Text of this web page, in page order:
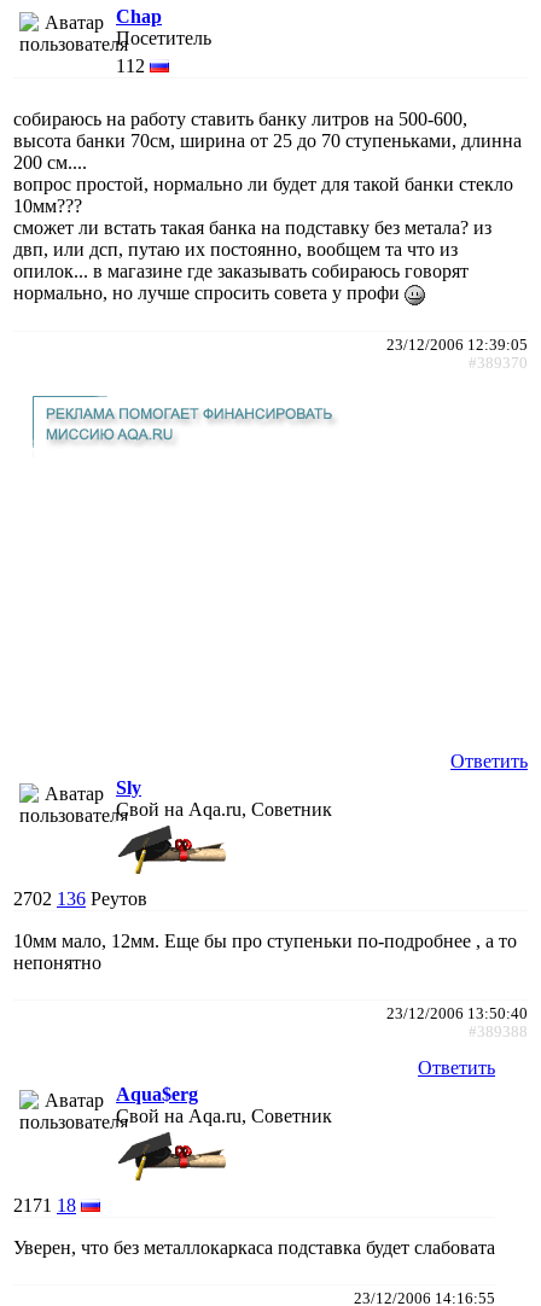
Chap
Посетитель
112
собираюсь на работу ставить банку литров на 500-600,
высота банки 70см, ширина от 25 до 70 ступеньками, длинна
200 см....
вопрос простой, нормально ли будет для такой банки стекло
10мм???
сможет ли встать такая банка на подставку без метала? из
двп, или дсп, путаю их постоянно, вообщем та что из
опилок... в магазине где заказывать собираюсь говорят
нормально, но лучше спросить совета у профи
23/12/2006 12:39:05
#389370
Ответить
Sly
Свой на Aqa.ru, Советник
2702 136 Реутов
10мм мало, 12мм. Еще бы про ступеньки по-подробнее , а то
непонятно
23/12/2006 13:50:40
#389388
Ответить
Aqua$erg
Свой на Aqa.ru, Советник
2171 18
Уверен, что без металлокаркаса подставка будет слабовата
23/12/2006 14:16:55